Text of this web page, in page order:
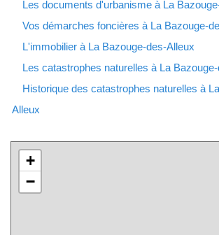
Les documents d'urbanisme à La
Vos démarches foncières à La Bazouge-
L'immobilier à La Bazouge-des-Alleux
Les catastrophes naturelles à La
Historique des catastrophes naturelles à
Alleux
+
−